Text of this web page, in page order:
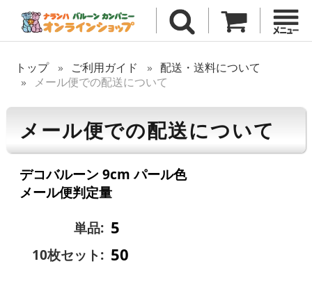
トップ ご利用ガイド
配送・送料について
メール便での配送について
メール便での配送について
デコバルーン 9cm パール色
メール便判定量
単品: 5
10枚セット: 50